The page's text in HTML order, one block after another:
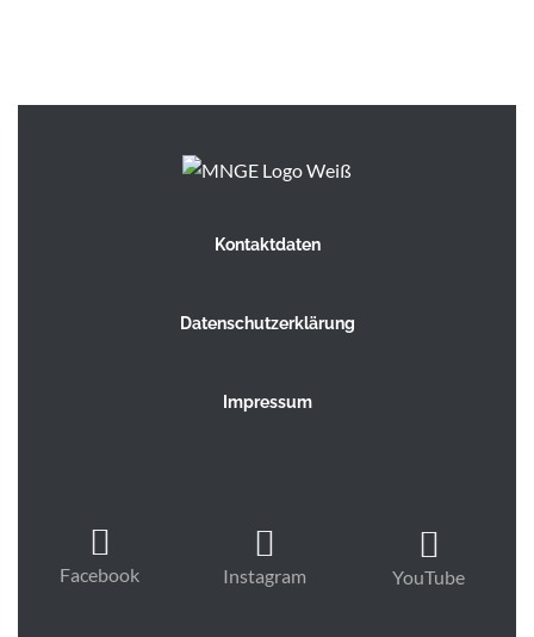
Kontaktdaten
Datenschutzerklärung
Impressum
Facebook Instagram YouTube